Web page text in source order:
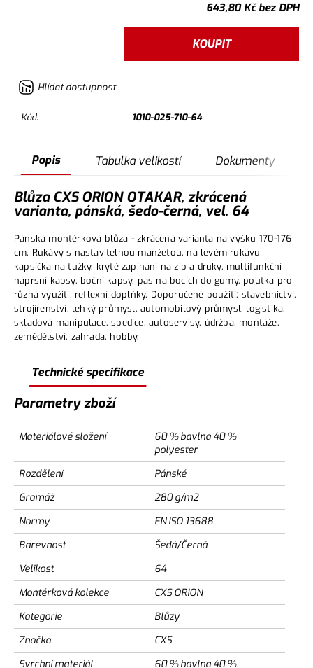
643,80Kčbez DPH
KOUPIT
Hlídat dostupnost
Kód: 1010-025-710-64
Popis Tabulka velikostí Dokumenty
Blůza CXS ORION OTAKAR, zkrácená
varianta, pánská, šedo-černá, vel. 64
Pánská montérková blůza - zkrácená varianta na výšku 170-176
cm. Rukávy s nastavitelnou manžetou, na levém rukávu
kapsička na tužky, kryté zapínání na zip a druky, multifunkční
náprsní kapsy, boční kapsy, pas na bocích do gumy, poutka pro
různá využití, reflexní doplňky. Doporučené použití: stavebnictví,
strojírenství, lehký průmysl, automobilový průmysl, logistika,
skladová manipulace, spedice, autoservisy, údržba, montáže,
zemědělství, zahrada, hobby.
Technické specifikace
Parametry zboží
Materiálové složení
60 % bavlna 40 %
polyester
Rozdělení
Pánské
Gramáž
280 g/m2
Normy
EN ISO 13688
Barevnost
Šedá/Černá
Velikost
64
Montérková kolekce
CXS ORION
Kategorie
Blůzy
Značka
CXS
Svrchní materiál
60 % bavlna 40 %